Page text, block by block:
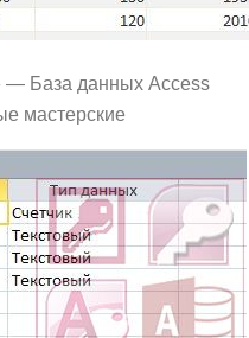
— База данных Access
мастерские